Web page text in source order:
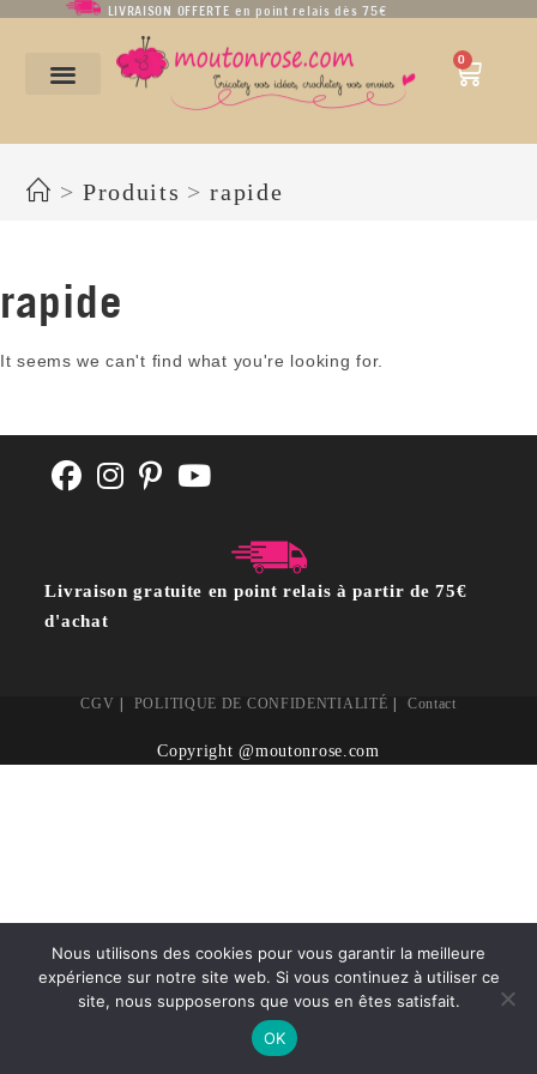
LIVRAISON OFFERTE en point relais dès 75€
0
> Produits > rapide
rapide
It seems we can't find what you're looking for.
Livraison gratuite en point relais à partir de 75€
d'achat
CGV POLITIQUE DE CONFIDENTIALITÉ Contact
Copyright @moutonrose.com
Nous utilisons des cookies pour vous garantir la meilleure
expérience sur notre site web. Si vous continuez à utiliser ce
site, nous supposerons que vous en êtes satisfait.
OK